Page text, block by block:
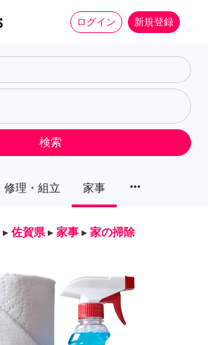
ログイン 新規登録
修理・組立 家事 more_horiz
検索
▸ 佐賀県 ▸ 家事 ▸ 家の掃除